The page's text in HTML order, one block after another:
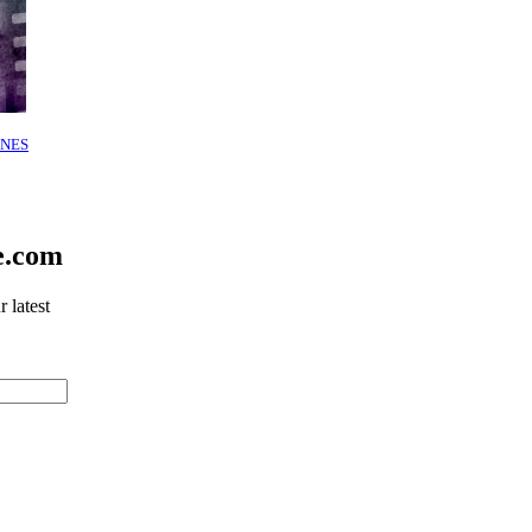
latest